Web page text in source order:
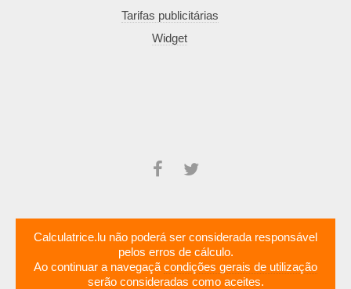
Tarifas publicitárias
Widget
Calculatrice.lu não poderá ser considerada responsável
pelos erros de cálculo.
Ao continuar a navegaçã condições gerais de utilização
serão consideradas como aceites.